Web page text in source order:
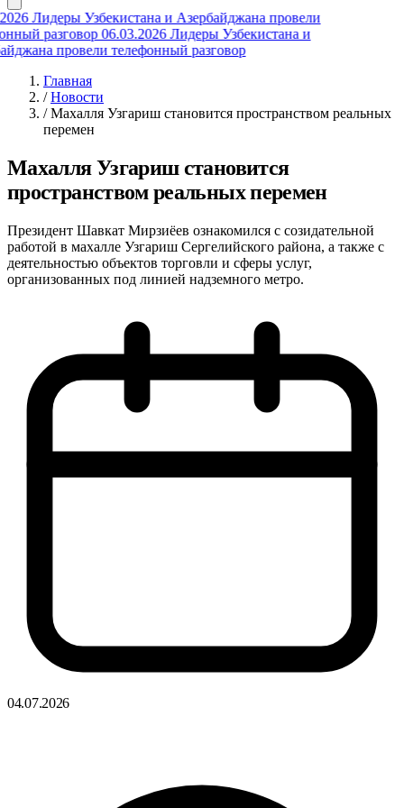
Лидеры Узбекистана и Азербайджана провели
разговор 06.03.2026 Лидеры Узбекистана и
провели телефонный разговор
Главная
/ Новости
/ Махалля Узгариш становится пространством реальных
перемен
Махалля Узгариш становится
пространством реальных перемен
Президент Шавкат Мирзиёев ознакомился с созидательной
работой в махалле Узгариш Сергелийского района, а также с
деятельностью объектов торговли и сферы услуг,
организованных под линией надземного метро.
04.07.2026